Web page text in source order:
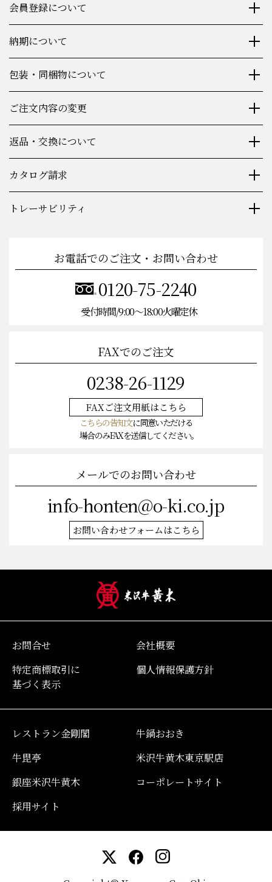
会員登録について
納期について
包装・同梱物について
ご注文内容の変更
返品・交換について
カタログ請求
トレーサビリティ
お電話でのご注文・お問い合わせ
0120-75-2240
受付時間/9:00〜18:00火曜定休
FAXでのご注文
0238-26-1129
FAXご注文用紙はこちら
こちらの告知文に同意いただける
場合のみFAXを送信してください。
メールでのお問い合わせ
info-honten@o-ki.co.jp
お問い合わせフォームはこちら
お問合せ
会社概要
特定商標取引に
基づく表示
個人情報保護方針
レストラン金剛閣
牛鍋おおき
牛毘亭
米沢牛黄木東京駅店
銀座米沢牛黄木
コーポレートサイト
採用サイト